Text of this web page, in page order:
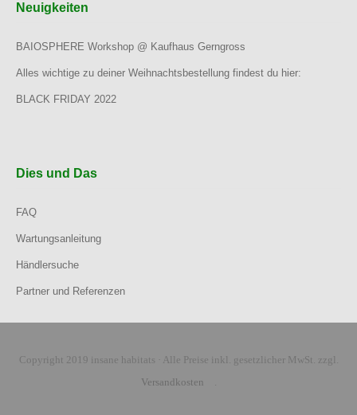
Neuigkeiten
BAIOSPHERE Workshop @ Kaufhaus Gerngross
Alles wichtige zu deiner Weihnachtsbestellung findest du hier:
BLACK FRIDAY 2022
Dies und Das
FAQ
Wartungsanleitung
Händlersuche
Partner und Referenzen
Copyright 2019 insane habitats · Alle Preise inkl. gesetzlicher MwSt. zzgl.
Versandkosten
.